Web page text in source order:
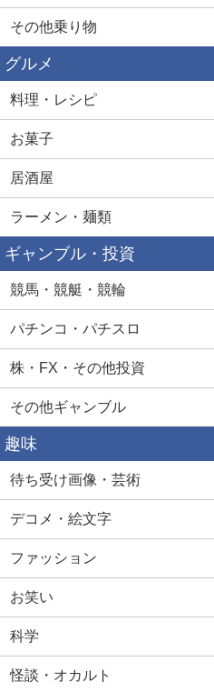
その他乗り物
グルメ
料理・レシピ
お菓子
居酒屋
ラーメン・麺類
ギャンブル・投資
競馬・競艇・競輪
パチンコ・パチスロ
株・FX・その他投資
その他ギャンブル
趣味
待ち受け画像・芸術
デコメ・絵文字
ファッション
お笑い
科学
怪談・オカルト